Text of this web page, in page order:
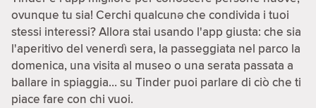
ovunque tu sia! Cerchi qualcunə che condivida i tuoi
stessi interessi? Allora stai usando l'app giusta: che sia
l'aperitivo del venerdì sera, la passeggiata nel parco la
domenica, una visita al museo o una serata passata a
ballare in spiaggia… su Tinder puoi parlare di ciò che ti
piace fare con chi vuoi.